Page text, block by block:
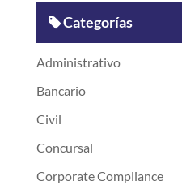
Categorías
Administrativo
Bancario
Civil
Concursal
Corporate Compliance